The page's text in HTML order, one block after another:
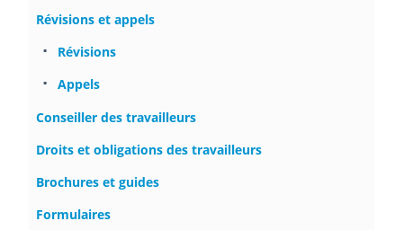
Révisions et appels
Révisions
Appels
Conseiller des travailleurs
Droits et obligations des travailleurs
Brochures et guides
Formulaires